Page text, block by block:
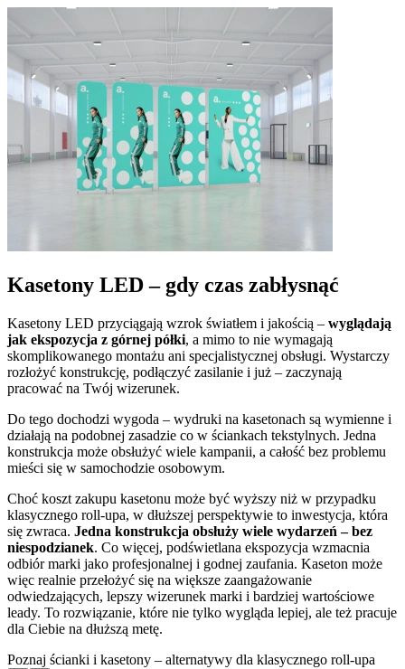
Kasetony LED – gdy czas zabłysnąć
Kasetony LED przyciągają wzrok światłem i jakością – wyglądają
jak ekspozycja z górnej półki, a mimo to nie wymagają
skomplikowanego montażu ani specjalistycznej obsługi. Wystarczy
rozłożyć konstrukcję, podłączyć zasilanie i już – zaczynają
pracować na Twój wizerunek.
Do tego dochodzi wygoda – wydruki na kasetonach są wymienne i
działają na podobnej zasadzie co w ściankach tekstylnych. Jedna
konstrukcja może obsłużyć wiele kampanii, a całość bez problemu
mieści się w samochodzie osobowym.
Choć koszt zakupu kasetonu może być wyższy niż w przypadku
klasycznego roll-upa, w dłuższej perspektywie to inwestycja, która
się zwraca. Jedna konstrukcja obsłuży wiele wydarzeń – bez
niespodzianek. Co więcej, podświetlana ekspozycja wzmacnia
odbiór marki jako profesjonalnej i godnej zaufania. Kaseton może
więc realnie przełożyć się na większe zaangażowanie
odwiedzających, lepszy wizerunek marki i bardziej wartościowe
leady. To rozwiązanie, które nie tylko wygląda lepiej, ale też pracuje
dla Ciebie na dłuższą metę.
Poznaj ścianki i kasetony – alternatywy dla klasycznego roll-upa